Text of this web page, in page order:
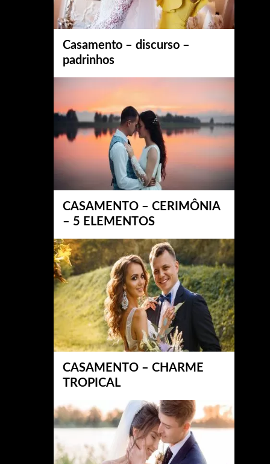
Casamento – discurso –
padrinhos
CASAMENTO – CERIMÔNIA
– 5 ELEMENTOS
CASAMENTO – CHARME
TROPICAL